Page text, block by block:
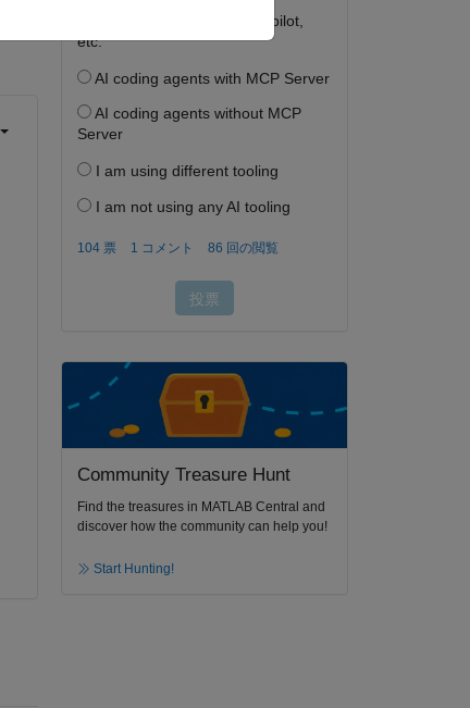
Community Treasure Hunt
Find the treasures in MATLAB Central and
discover how the community can help you!
Start Hunting!